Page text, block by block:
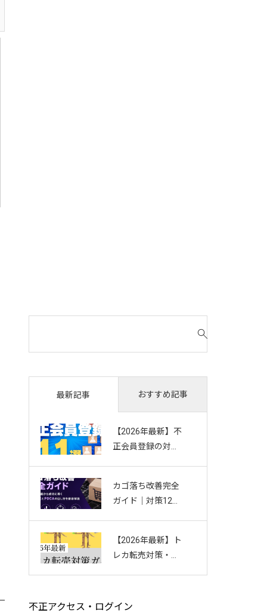
対
最新記事 おすすめ記事
【2026年最新】不
正会員登録の対策
アドを防ぐお悩み
別ガイド
カゴ落ち改善完全
ガイド｜対策12選
回し方を徹底解説
【2026年最新】ト
レカ転売対策・完
不正アクセス・ログイン